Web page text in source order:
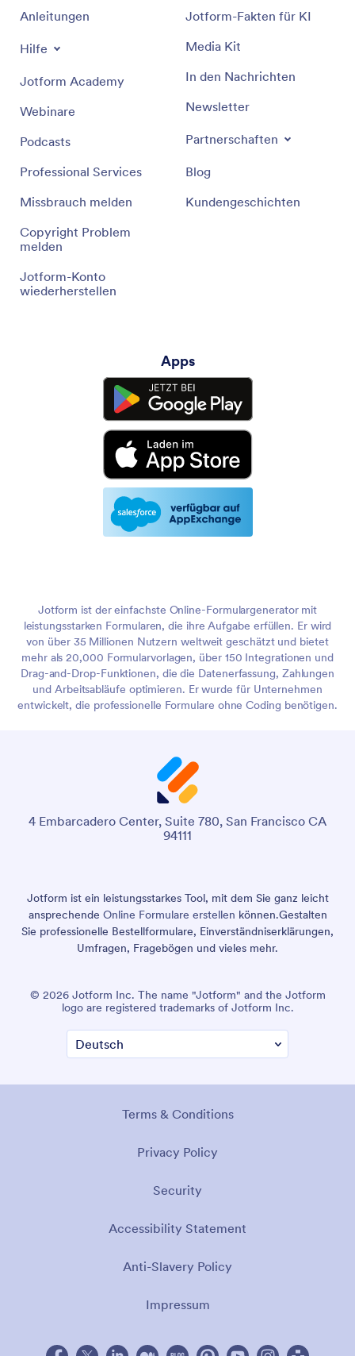
Anleitungen
Hilfe
Jotform Academy
Webinare
Podcasts
Professional Services
Missbrauch melden
Copyright Problem
melden
Jotform-Konto
wiederherstellen
Jotform-Fakten für KI
Media Kit
In den Nachrichten
Newsletter
Partnerschaften
Blog
Kundengeschichten
Apps
Jotform ist der einfachste Online-Formulargenerator mit
leistungsstarken Formularen, die ihre Aufgabe erfüllen. Er wird
von über 35 Millionen Nutzern weltweit geschätzt und bietet
mehr als 20,000 Formularvorlagen, über 150 Integrationen und
Drag-and-Drop-Funktionen, die die Datenerfassung, Zahlungen
und Arbeitsabläufe optimieren. Er wurde für Unternehmen
entwickelt, die professionelle Formulare ohne Coding benötigen.
4 Embarcadero Center, Suite 780, San Francisco CA
94111
Jotform ist ein leistungsstarkes Tool, mit dem Sie ganz leicht
ansprechende Online Formulare erstellen können.Gestalten
Sie professionelle Bestellformulare, Einverständniserklärungen,
Umfragen, Fragebögen und vieles mehr.
© 2026 Jotform Inc. The name "Jotform" and the Jotform
logo are registered trademarks of Jotform Inc.
Terms & Conditions
Privacy Policy
Security
Accessibility Statement
Anti-Slavery Policy
Impressum